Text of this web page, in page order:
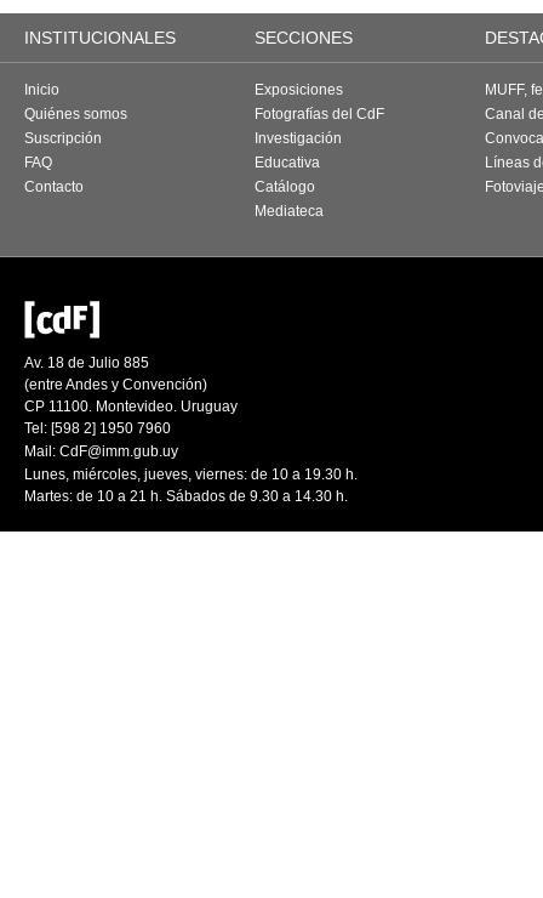
INSTITUCIONALES SECCIONES
Inicio
Quiénes somos
Suscripción
FAQ
Contacto
Exposiciones
Fotografías del CdF
Investigación
Educativa
Catálogo
Mediateca
MUFF,
Canal
Líneas
Av. 18 de Julio 885
(entre Andes y Convención)
CP 11100. Montevideo. Uruguay
Tel: [598 2] 1950 7960
Mail: CdF@imm.gub.uy
Lunes, miércoles, jueves, viernes: de 10 a 19.30 h.
Martes: de 10 a 21 h. Sábados de 9.30 a 14.30 h.